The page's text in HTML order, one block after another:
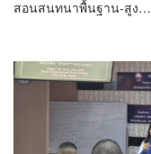
สอนสนทนาพื้นฐาน-สูง…